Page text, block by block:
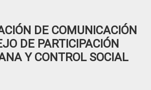
DE COMUNICACIÓN
DE PARTICIPACIÓN
Y CONTROL SOCIAL